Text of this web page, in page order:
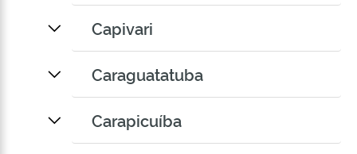
Capivari
Caraguatatuba
Carapicuíba